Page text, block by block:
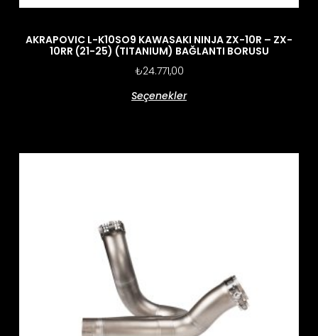
AKRAPOVIC L-K10SO9 KAWASAKI NINJA ZX-10R – ZX-
10RR (21-25) (TITANIUM) BAĞLANTI BORUSU
₺24.771,00
Seçenekler